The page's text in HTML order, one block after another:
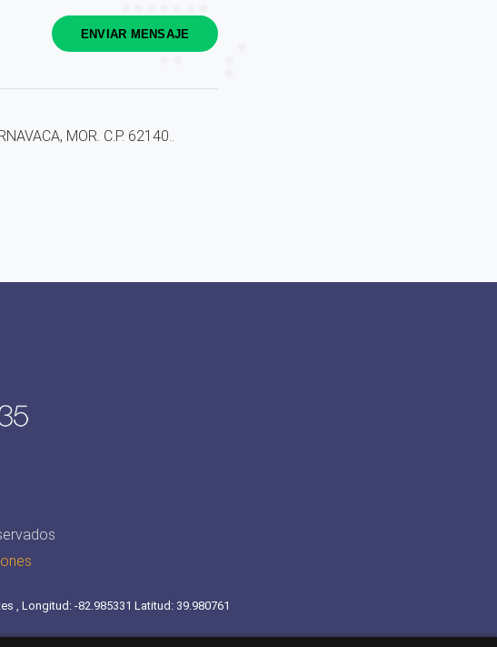
ENVIAR MENSAJE
MOR. C.P. 62140..
, Longitud: -82.985331 Latitud: 39.980761